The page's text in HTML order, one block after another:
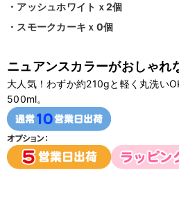
・アッシュホワイトｘ2個
・スモークカーキｘ0個
ニュアンスカラーがおしゃれ
大人気！わずか約210gと軽く丸洗い
500ml。
オプション：